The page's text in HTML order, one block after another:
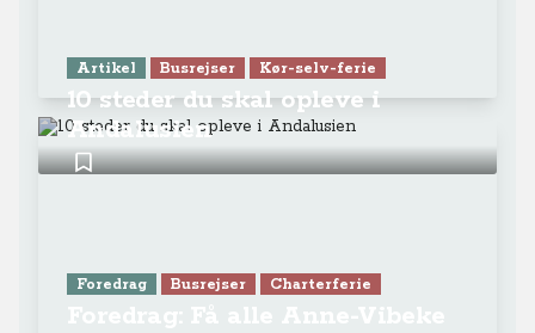
Artikel Busrejser Kør-selv-ferie
10 steder du skal opleve i
Andalusien
Foredrag Busrejser Charterferie